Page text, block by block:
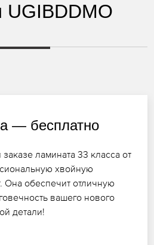
UGIBDDMO
— бесплатно
ламината 33 класса от
хвойную
Она обеспечит отличную
вашего нового
детали!